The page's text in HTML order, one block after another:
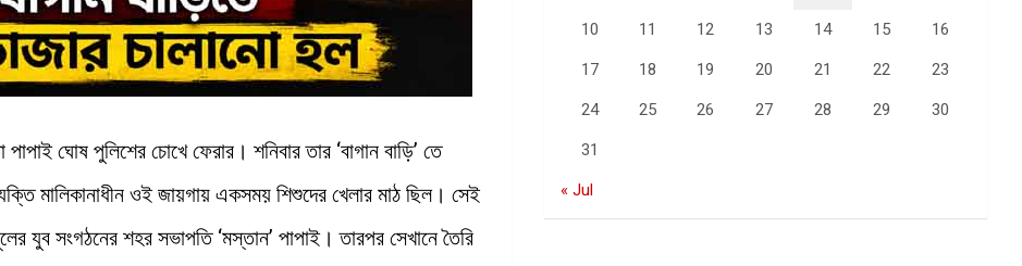
ঘোষ পুলিশের চোখে ফেরার। শনিবার তার ‘বাগান বাড়ি’ তে
মালিকানাধীন ওই জায়গায় একসময় শিশুদের খেলার মাঠ ছিল। সেই
যুব সংগঠনের শহর সভাপতি ‘মস্তান’ পাপাই। তারপর সেখানে তৈরি
10 11 12 13 14 15 16
17 18 19 20 21 22 23
24 25 26 27 28 29 30
31
« Jul